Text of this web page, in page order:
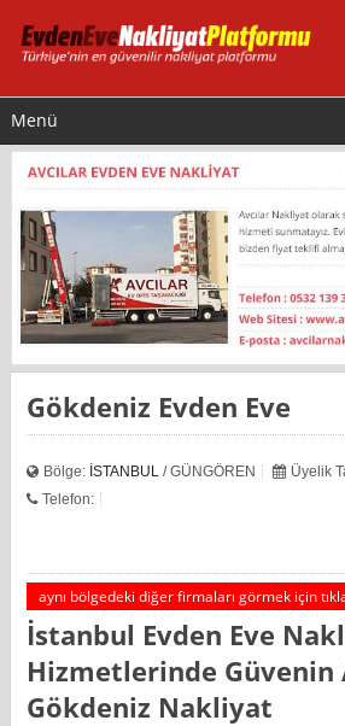
Menü
Gökdeniz Evden Eve
Bölge: İSTANBUL / GÜNGÖREN
Üyelik
Telefon:
aynı bölgedeki diğer firmaları görmek için
İstanbul Evden Eve
Hizmetlerinde Güvenin
Gökdeniz Nakliyat